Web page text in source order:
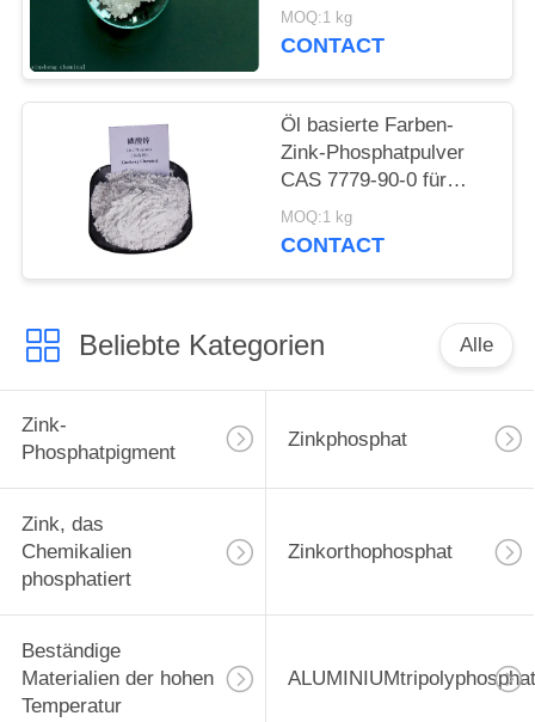
ätzende Antifarbe für
Stahl
MOQ:1 kg
CONTACT
Öl basierte Farben-
Zink-Phosphatpulver
CAS 7779-90-0 für
Schiff und
Stahlkonstruktionen
MOQ:1 kg
CONTACT
Beliebte Kategorien Alle
Zink-
Phosphatpigment
Zinkphosphat
Zink, das
Chemikalien
phosphatiert
Zinkorthophosphat
Beständige
Materialien der hohen
Temperatur
ALUMINIUMtripolyphosphat